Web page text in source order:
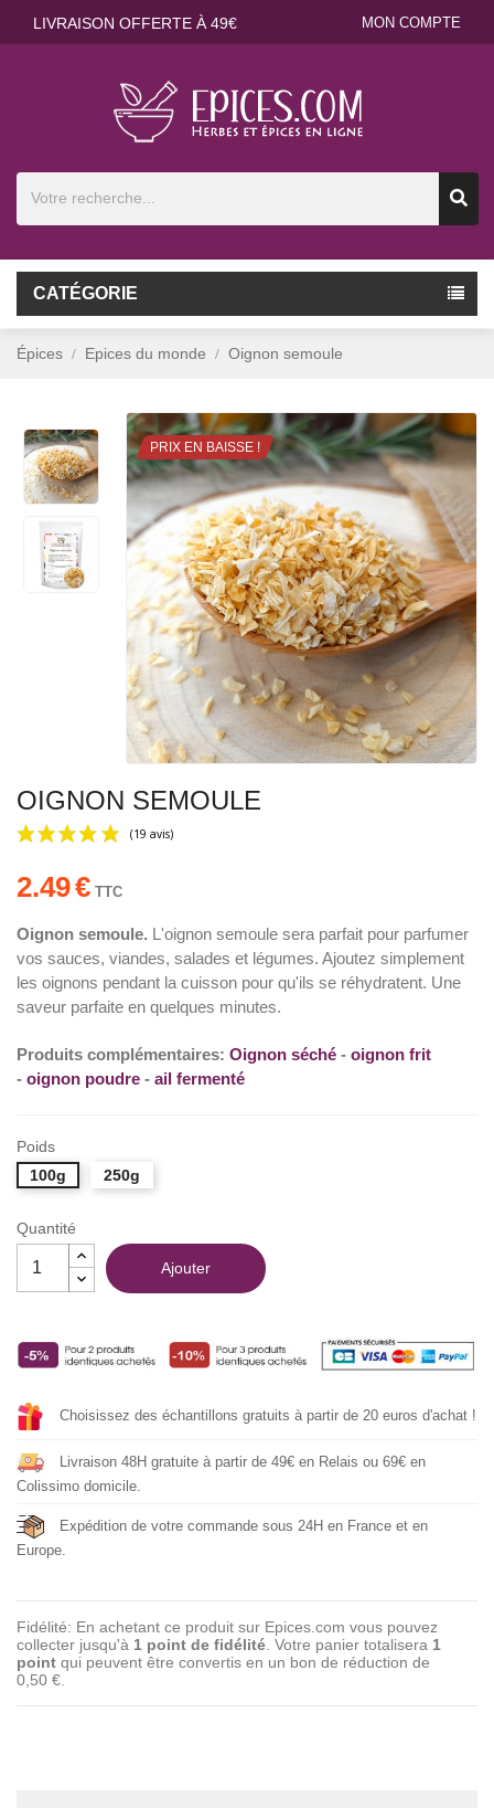
LIVRAISON OFFERTE À 49€ MON COMPTE
CATÉGORIE
Épices Epices du monde Oignon semoule
PRIX EN BAISSE !
OIGNON SEMOULE
(19 avis)
2.49€ TTC
Oignon semoule. L'oignon semoule sera parfait pour parfumer
vos sauces, viandes, salades et légumes. Ajoutez simplement
les oignons pendant la cuisson pour qu'ils se réhydratent. Une
saveur parfaite en quelques minutes.
Produits complémentaires: Oignon séché - oignon frit
- oignon poudre - ail fermenté
Poids
100g
250g
Quantité
Ajouter
Choisissez des échantillons gratuits à partir de 20 euros d'achat !
Livraison 48H gratuite à partir de 49€ en Relais ou 69€ en
Colissimo domicile.
Expédition de votre commande sous 24H en France et en
Europe.
Fidélité: En achetant ce produit sur Epices.com vous pouvez
collecter jusqu'à 1 point de fidélité . Votre panier totalisera 1
point qui peuvent être convertis en un bon de réduction de
0,50 €